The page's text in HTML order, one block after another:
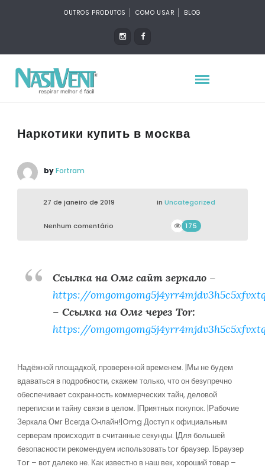
OUTROS PRODUTOS COMO USAR BLOG
Наркотики купить в москва
byFortram
27 de janeiro de 2019 in Uncategorized
Nenhum comentário 175
Ссылка на Омг сайт зеркало–
https://
– Ссылка на Омг через Tor:
https://
Надёжной площадкой, проверенной временем. |Мы не будем
вдаваться в подробности, скажем только, что он безупречно
обеспечивает сохранность коммерческих тайн, деловой
переписки и тайну связи в целом. |Приятных покупок. |Рабочие
Зеркала Омг Всегда Онлайн!|Omg Доступ к официальным
серверам происходит в считанные секунды. |Для большей
безопасности рекомендуем использовать tor браузер. |Браузер
Tor – вот далеко не. Как известно в наш век, хороший товар –